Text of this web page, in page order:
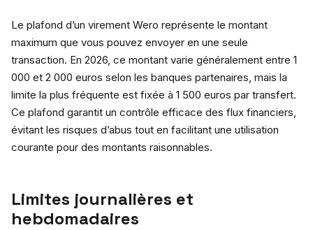
Le plafond d’un virement Wero représente le montant
maximum que vous pouvez envoyer en une seule
transaction. En 2026, ce montant varie généralement entre 1
000 et 2 000 euros selon les banques partenaires, mais la
limite la plus fréquente est fixée à 1 500 euros par transfert.
Ce plafond garantit un contrôle efficace des flux financiers,
évitant les risques d’abus tout en facilitant une utilisation
courante pour des montants raisonnables.
Limites journalières et
hebdomadaires